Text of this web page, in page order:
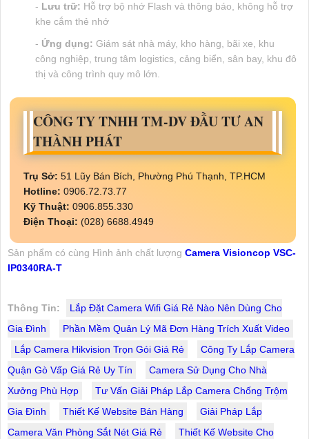
- Lưu trữ: Hỗ trợ bộ nhớ Flash và thông báo, không hỗ trợ
khe cắm thẻ nhớ
- Ứng dụng: Giám sát nhà máy, kho hàng, bãi xe, khu
công nghiệp, trung tâm logistics, cảng biển, sân bay, khu đô
thị và công trình quy mô lớn.
CÔNG TY TNHH TM-DV ĐẦU TƯ AN
THÀNH PHÁT
Trụ Sở: 51 Lũy Bán Bích, Phường Phú Thạnh, TP.HCM
Hotline: 0906.72.73.77
Kỹ Thuật: 0906.855.330
Điện Thoại: (028) 6688.4949
Sản phẩm có cùng Hình ảnh chất lượng Camera Visioncop VSC-
IP0340RA-T
Thông Tin:
Lắp Đặt Camera Wifi Giá Rẻ Nào Nên Dùng Cho
Gia Đình
Phần Mềm Quản Lý Mã Đơn Hàng Trích Xuất Video
Lắp Camera Hikvision Trọn Gói Giá Rẻ
Công Ty Lắp Camera
Quận Gò Vấp Giá Rẻ Uy Tín
Camera Sử Dụng Cho Nhà
Xưởng Phù Hợp
Tư Vấn Giải Pháp Lắp Camera Chống Trộm
Gia Đình
Thiết Kế Website Bán Hàng
Giải Pháp Lắp
Camera Văn Phòng Sắt Nét Giá Rẻ
Thiết Kế Website Cho